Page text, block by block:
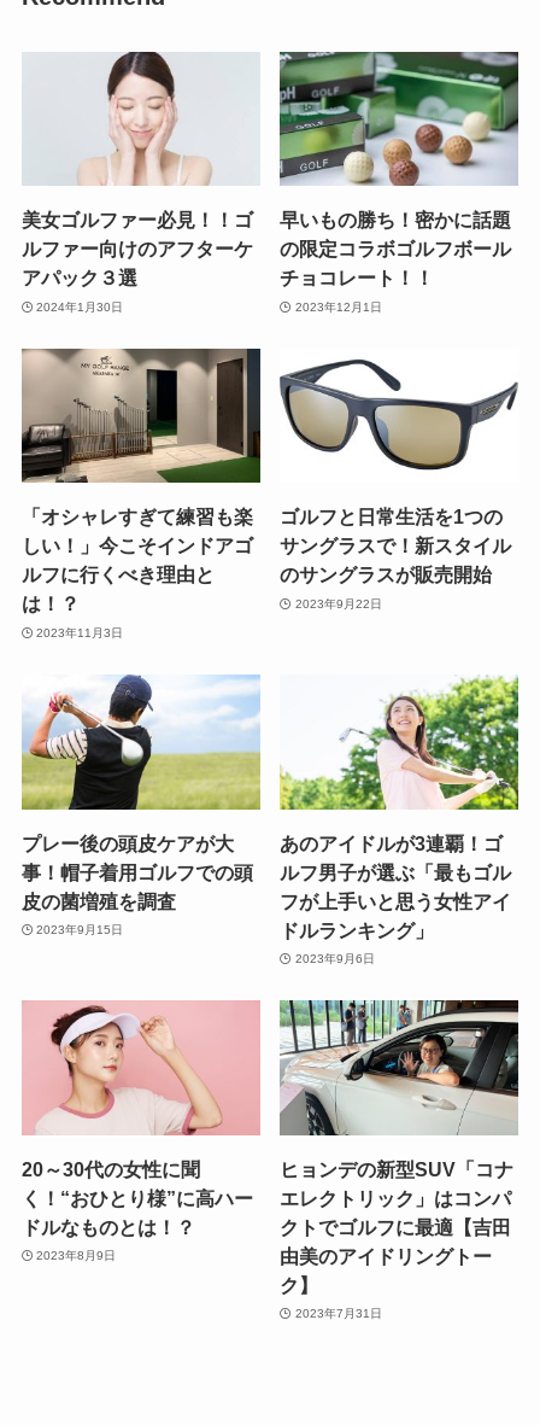
美女ゴルファー必見！！ゴ
ルファー向けのアフターケ
アパック３選
2024年1月30日
早いもの勝ち！密かに話題
の限定コラボゴルフボール
チョコレート！！
2023年12月1日
「オシャレすぎて練習も楽
しい！」今こそインドアゴ
ルフに行くべき理由と
は！？
2023年11月3日
ゴルフと日常生活を1つの
サングラスで！新スタイル
のサングラスが販売開始
2023年9月22日
プレー後の頭皮ケアが大
事！帽子着用ゴルフでの頭
皮の菌増殖を調査
2023年9月15日
あのアイドルが3連覇！ゴ
ルフ男子が選ぶ「最もゴル
フが上手いと思う女性アイ
ドルランキング」
2023年9月6日
20～30代の女性に聞
く！“おひとり様”に高ハー
ドルなものとは！？
2023年8月9日
ヒョンデの新型SUV「コナ
エレクトリック」はコンパ
クトでゴルフに最適【吉田
由美のアイドリングトー
ク】
2023年7月31日